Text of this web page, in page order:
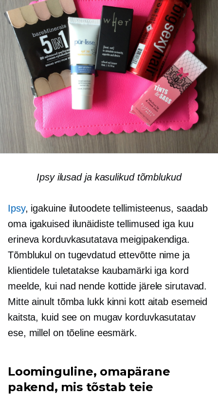
Ipsy ilusad ja kasulikud tõmblukud
Ipsy, igakuine ilutoodete tellimisteenus, saadab
oma igakuised ilunäidiste tellimused iga kuu
erineva korduvkasutatava meigipakendiga.
Tõmblukul on tugevdatud ettevõtte nime ja
klientidele tuletatakse kaubamärki iga kord
meelde, kui nad nende kottide järele sirutavad.
Mitte ainult tõmba lukk kinni kott aitab esemeid
kaitsta, kuid see on mugav korduvkasutatav
ese, millel on tõeline eesmärk.
Loominguline, omapärane
pakend, mis tõstab teie